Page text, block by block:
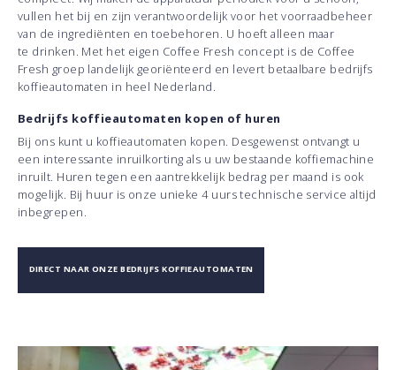
vullen het bij en zijn verantwoordelijk voor het voorraadbeheer
van de ingrediënten en toebehoren. U hoeft alleen maar
te drinken. Met het eigen Coffee Fresh concept is de Coffee
Fresh groep landelijk georiënteerd en levert betaalbare bedrijfs
koffieautomaten in heel Nederland.
Bedrijfs koffieautomaten kopen of huren
Bij ons kunt u koffieautomaten kopen. Desgewenst ontvangt u
een interessante inruilkorting als u uw bestaande koffiemachine
inruilt. Huren tegen een aantrekkelijk bedrag per maand is ook
mogelijk. Bij huur is onze unieke 4 uurs technische service altijd
inbegrepen.
DIRECT NAAR ONZE BEDRIJFS KOFFIEAUTOMATEN